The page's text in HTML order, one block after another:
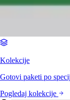
Kolekcije
Gotovi paketi po
Pogledaj kolekcije